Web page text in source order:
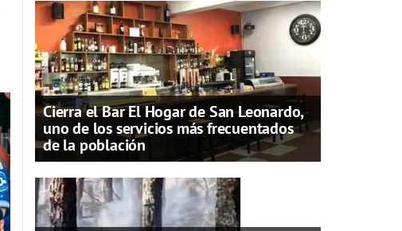
Cierra el Bar El Hogar de San Leonardo,
uno de los servicios más frecuentados
de la población